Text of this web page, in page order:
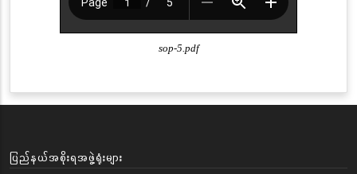
sop-5.pdf
ပြည်နယ်အစိုးရအဖွဲ့ရုံးများ